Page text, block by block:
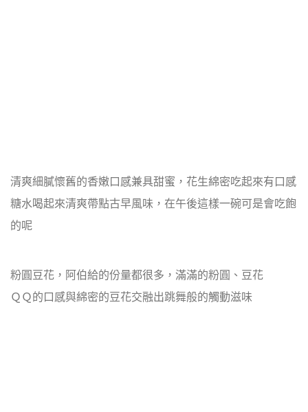
清爽細膩懷舊的香嫩口感兼具甜蜜，花生綿密吃起來有口感
糖水喝起來清爽帶點古早風味，在午後這樣一碗可是會吃飽
的呢
粉圓豆花，阿伯給的份量都很多，滿滿的粉圓、豆花
ＱＱ的口感與綿密的豆花交融出跳舞般的觸動滋味